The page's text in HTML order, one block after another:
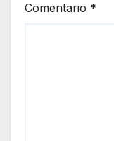
Comentario *